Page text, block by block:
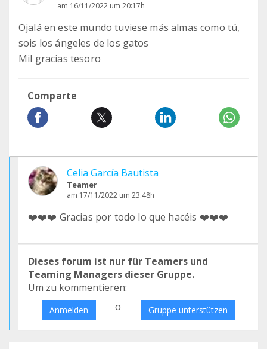
am 16/11/2022 um 20:17h
Ojalá en este mundo tuviese más almas como tú,
sois los ángeles de los gatos
Mil gracias tesoro
Comparte
Celia García Bautista
Teamer
am 17/11/2022 um 23:48h
❤️❤️❤️ Gracias por todo lo que hacéis ❤️❤️❤️
Dieses forum ist nur für Teamers und
Teaming Managers dieser Gruppe.
Um zu kommentieren:
Anmelden o Gruppe unterstützen